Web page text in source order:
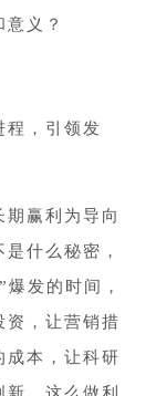
义？
程，引领发
赢利为导向
什么秘密，
发的时间，
资，让营销措
成本，让科研